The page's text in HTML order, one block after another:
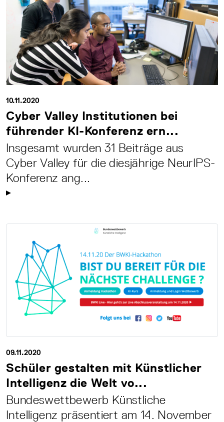
10.11.2020
Cyber Valley Institutionen bei
führender KI-Konferenz ern...
Insgesamt wurden 31 Beiträge aus
Cyber Valley für die diesjährige NeurIPS-
Konferenz ang...
09.11.2020
Schüler gestalten mit Künstlicher
Intelligenz die Welt vo...
Bundeswettbewerb Künstliche
Intelligenz präsentiert am 14. November